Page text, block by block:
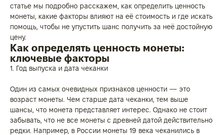
статье мы подробно расскажем, как определить ценность
монеты, какие факторы влияют на её стоимость и где искать
помощь, чтобы не упустить шанс получить за неё достойную
цену.
Как определять ценность монеты:
ключевые факторы
1. Год выпуска и дата чеканки
Один из самых очевидных признаков ценности — это
возраст монеты. Чем старше дата чеканки, тем выше
шансы, что монета представляет интерес. Однако не стоит
забывать, что не все монеты с древней датой действительно
редки. Например, в России монеты 19 века чеканились в